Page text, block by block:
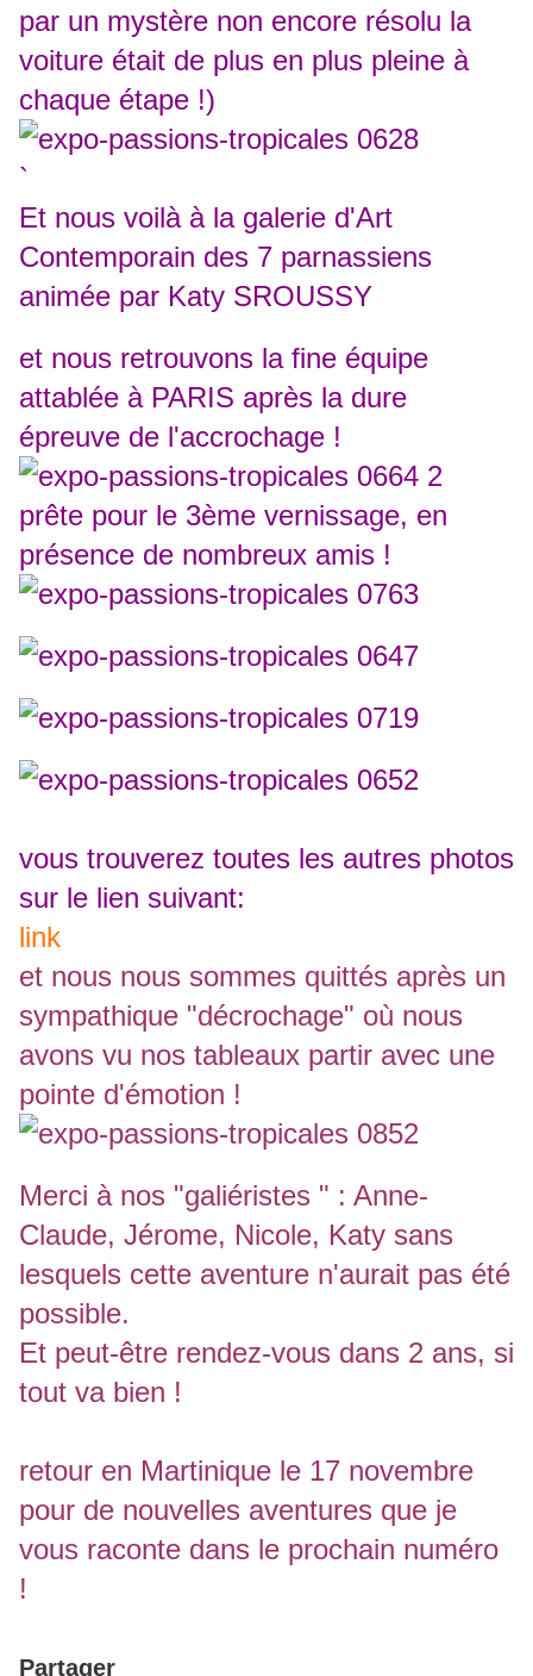
par un mystère non encore résolu la
voiture était de plus en plus pleine à
chaque étape !)
`
Et nous voilà à la galerie d'Art
Contemporain des 7 parnassiens
animée par Katy SROUSSY
et nous retrouvons la fine équipe
attablée à PARIS après la dure
épreuve de l'accrochage !
prête pour le 3ème vernissage, en
présence de nombreux amis !
vous trouverez toutes les autres photos
sur le lien suivant:
link
et nous nous sommes quittés après un
sympathique "décrochage" où nous
avons vu nos tableaux partir avec une
pointe d'émotion !
Merci à nos "galiéristes " : Anne-
Claude, Jérome, Nicole, Katy sans
lesquels cette aventure n'aurait pas été
possible.
Et peut-être rendez-vous dans 2 ans, si
tout va bien !
retour en Martinique le 17 novembre
pour de nouvelles aventures que je
vous raconte dans le prochain numéro
!
Partager